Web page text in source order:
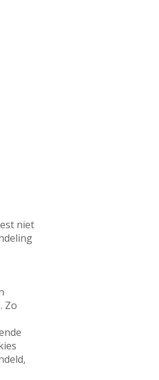
niet
Zo